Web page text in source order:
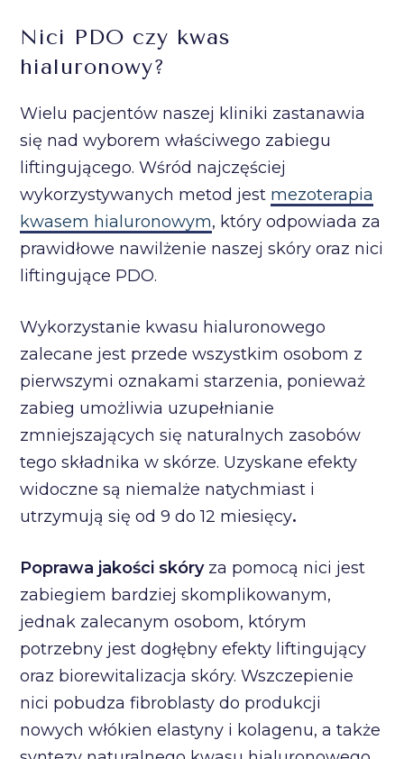
Nici PDO czy kwas
hialuronowy?
Wielu pacjentów naszej kliniki zastanawia
się nad wyborem właściwego zabiegu
liftingującego. Wśród najczęściej
wykorzystywanych metod jest mezoterapia
kwasem hialuronowym, który odpowiada za
prawidłowe nawilżenie naszej skóry oraz nici
liftingujące PDO.
Wykorzystanie kwasu hialuronowego
zalecane jest przede wszystkim osobom z
pierwszymi oznakami starzenia, ponieważ
zabieg umożliwia uzupełnianie
zmniejszających się naturalnych zasobów
tego składnika w skórze. Uzyskane efekty
widoczne są niemalże natychmiast i
utrzymują się od 9 do 12 miesięcy.
Poprawa jakości skóryza pomocą nici jest
zabiegiem bardziej skomplikowanym,
jednak zalecanym osobom, którym
potrzebny jest dogłębny efekty liftingujący
oraz biorewitalizacja skóry. Wszczepienie
nici pobudza fibroblasty do produkcji
nowych włókien elastyny i kolagenu, a także